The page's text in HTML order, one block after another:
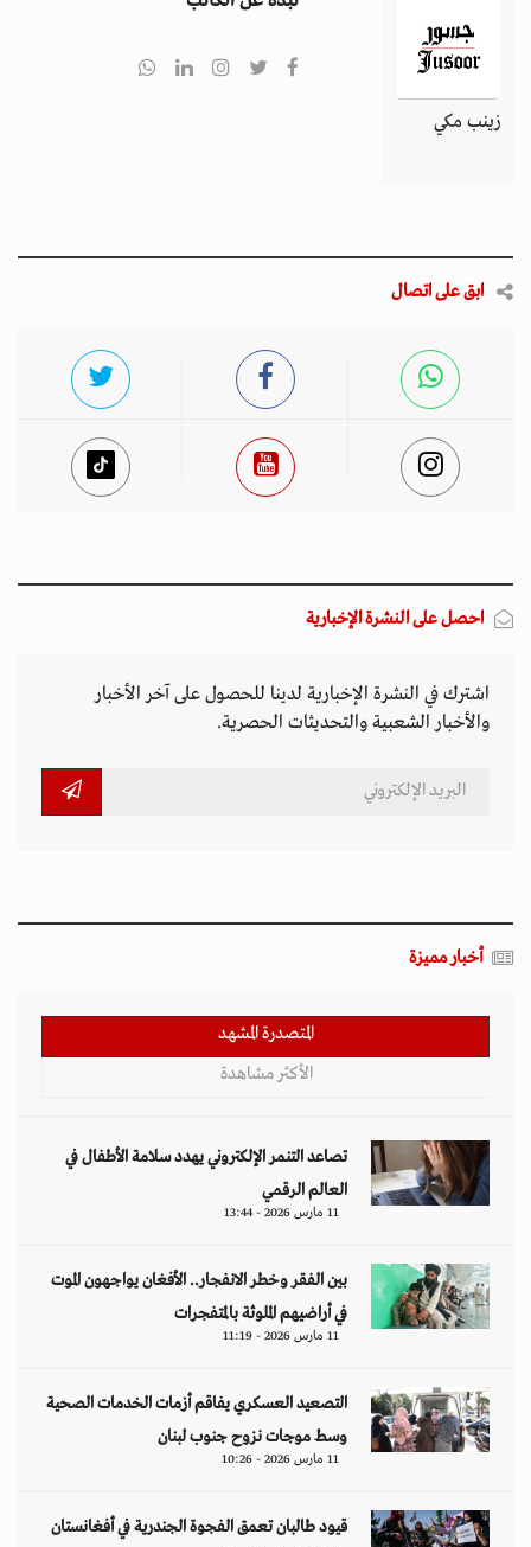
زينب مكي
ابق على اتصال
احصل على النشرة الإخبارية
اشترك في النشرة الإخبارية لدينا للحصول على آخر الأخبار
والأخبار الشعبية والتحديثات الحصرية.
أخبار مميزة
المتصدرة المشهد
الأكثر مشاهدة
تصاعد التنمر الإلكتروني يهدد سلامة الأطفال في
العالم الرقمي
11 مارس 2026 - 13:44
بين الفقر وخطر الانفجار.. الأفغان يواجهون الموت
في أراضيهم الملوثة بالمتفجرات
11 مارس 2026 - 11:19
التصعيد العسكري يفاقم أزمات الخدمات الصحية
وسط موجات نزوح جنوب لبنان
11 مارس 2026 - 10:26
قيود طالبان تعمق الفجوة الجندرية في أفغانستان